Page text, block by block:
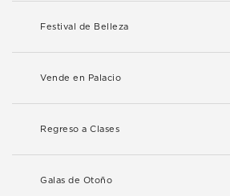
Festival de Belleza
Vende en Palacio
Regreso a Clases
Galas de Otoño